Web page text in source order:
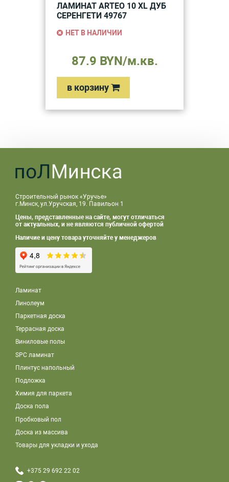
ЛАМИНАТ ARTEO 10 XL ДУБ
СЕРЕНГЕТИ 49767
НЕТ В НАЛИЧИИ
87.9 BYN/м.кв.
в корзину
Строительный рынок «Уручье»
г.Минск, ул.Уручская, 19. Павильон 1
Цены, представленные на сайте, могут отличаться
от актуальных, и не являются публичной офертой
Наличие и цену товара уточняйте у менеджеров
Ламинат
Линолеум
Паркетная доска
Террасная доска
Виниловые полы
SPC ламинат
Плинтус напольный
Подложка
Химия для паркета
Доска пола
Пробковый пол
Доска из массива
Товары для укладки и ухода
+375 29 692 22 02